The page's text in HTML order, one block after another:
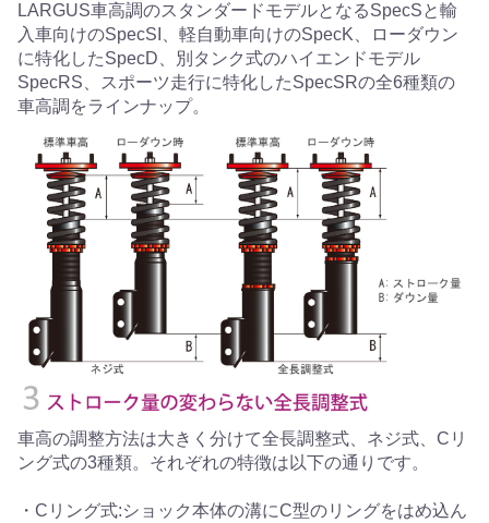
LARGUS車高調のスタンダードモデルとなるSpecSと輸
入車向けのSpecSI、軽自動車向けのSpecK、ローダウン
に特化したSpecD、別タンク式のハイエンドモデル
SpecRS、スポーツ走行に特化したSpecSRの全6種類の
車高調をラインナップ。
車高の調整方法は大きく分けて全長調整式、ネジ式、Cリ
ング式の3種類。それぞれの特徴は以下の通りです。
・Cリング式:ショック本体の溝にC型のリングをはめ込ん